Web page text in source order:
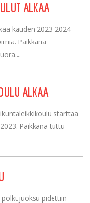
ALKAA
kauden 2023-2024
Paikkana
ALKAA
starttaa
Paikkana tuttu
pidettiin